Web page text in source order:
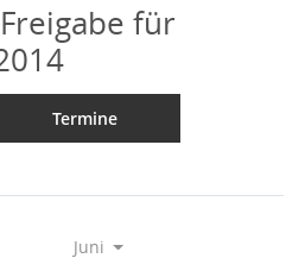
für
Termine
Juni